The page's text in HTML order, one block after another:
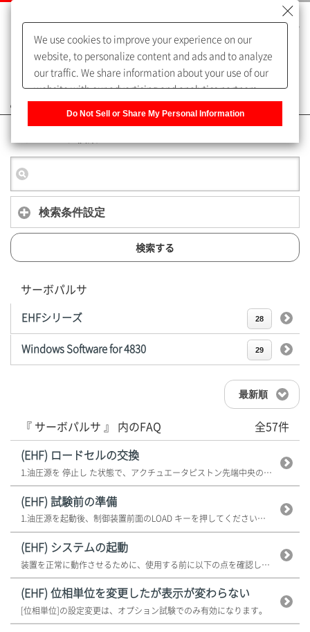
よくあるご質問（FAQ）
検索条件設定
検索する
サーボパルサ
EHFシリーズ 28
Windows Software for 4830 29
最新順
『 サーボパルサ 』 内のFAQ 全57件
(EHF) ロードセルの交換
1.油圧源を 停止し た状態で、アクチュエータピストン先端中央のネジ部に「...
(EHF) 試験前の準備
1.油圧源を起動後、制御装置前面のLOAD キーを押してください。 2....
(EHF) システムの起動
装置を正常に動作させるために、使用する前に以下の点を確認してください。 ...
(EHF) 位相単位を変更したが表示が変わらない
[位相単位]の設定変更は、オプション試験でのみ有効になります。
We use cookies to improve your experience on our
website, to personalize content and ads and to analyze
our traffic. We share information about your use of our
website with our advertising and analytics partners,
of our sharing information about you with our partners.
Information] to customize your cookie settings on our
website. Privacy Policy
Do Not Sell or Share My Personal Information